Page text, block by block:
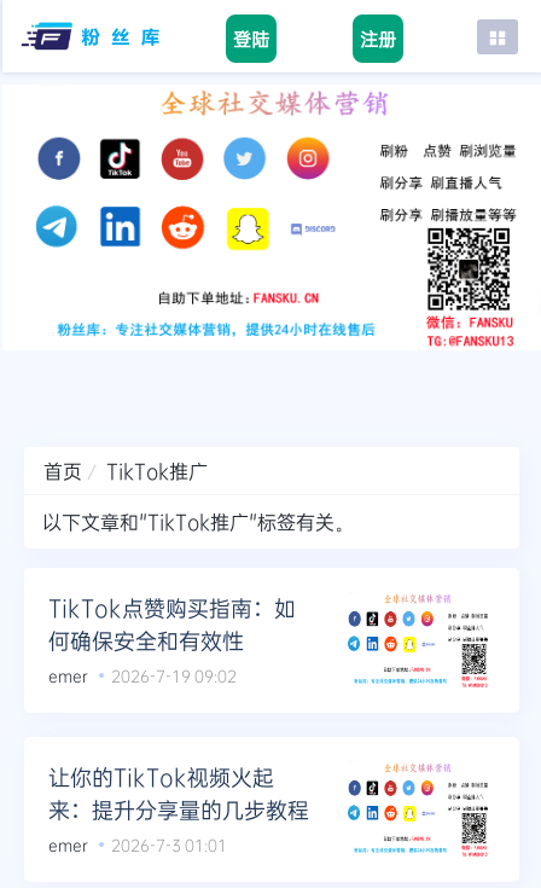
登陆 注册
首页
tiktok
youtube
instagram
首页
TikTok推广
以下文章和"TikTok推广"标签有关。
TikTok点赞购买指南：如
何确保安全和有效性
emer 2026-7-19 09:02
让你的TikTok视频火起
来：提升分享量的几步教程
emer 2026-7-3 01:01